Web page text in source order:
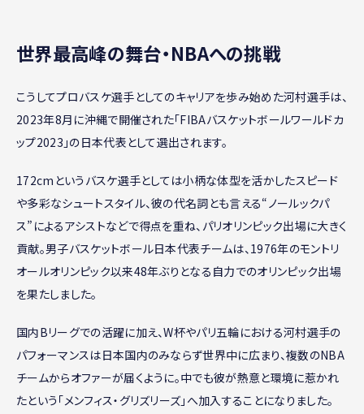
世界最高峰の舞台・NBAへの挑戦
こうしてプロバスケ選手としてのキャリアを歩み始めた河村選手は、
2023年8月に沖縄で開催された「FIBAバスケットボールワールドカ
ップ2023」の日本代表として選出されます。
172cmというバスケ選手としては小柄な体型を活かしたスピード
や多彩なシュートスタイル、彼の代名詞とも言える“ノールックパ
ス”によるアシストなどで得点を重ね、パリオリンピック出場に大きく
貢献。男子バスケットボール日本代表チームは、1976年のモントリ
オールオリンピック以来48年ぶりとなる自力でのオリンピック出場
を果たしました。
国内Bリーグでの活躍に加え、W杯やパリ五輪における河村選手の
パフォーマンスは日本国内のみならず世界中に広まり、複数のNBA
チームからオファーが届くように。中でも彼が熱意と環境に惹かれ
たという「メンフィス・グリズリーズ」へ加入することになりました。